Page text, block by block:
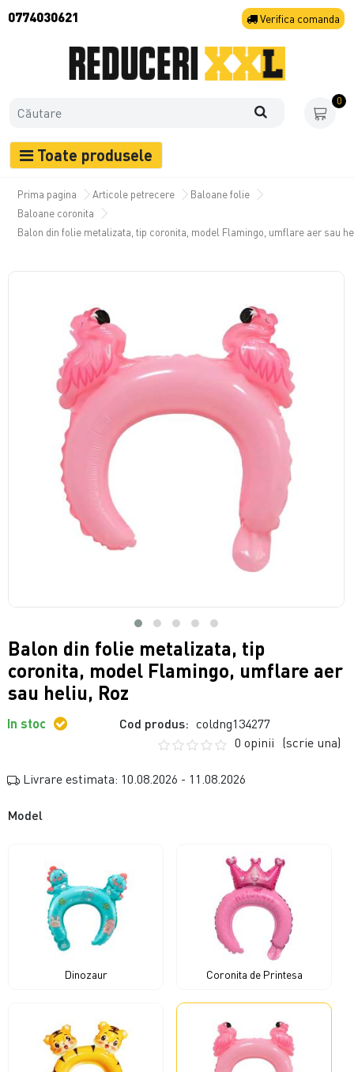
0774030621 Verifica comanda
0
Toate produsele
Prima pagina Articole petrecere
Baloane folie
Baloane coronita
Balon din folie metalizata, tip coronita, model Flamingo, umflare aer sau
Balon din folie metalizata, tip
coronita, model Flamingo, umflare aer
sau heliu, Roz
In stoc Cod produs: coldng134277
0 opinii (scrie una)
Livrare estimata: 10.08.2026 - 11.08.2026
Model
Dinozaur Coronita de Printesa